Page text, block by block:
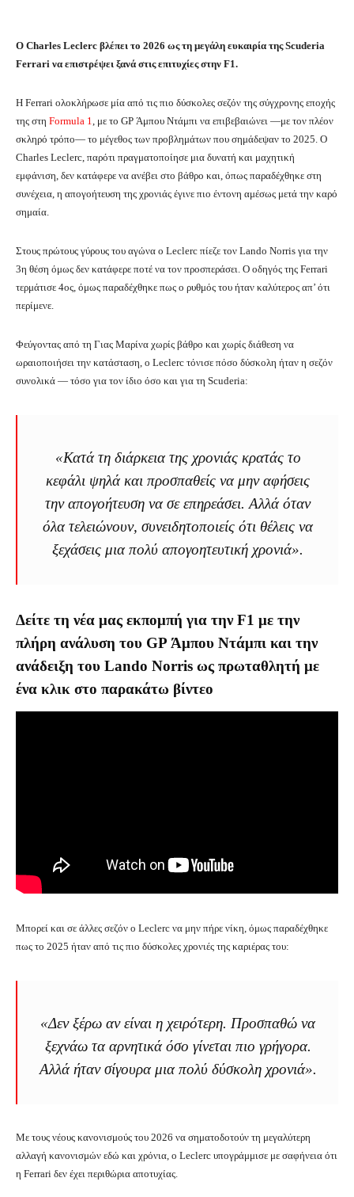
Ο Charles Leclerc βλέπει το 2026 ως τη μεγάλη ευκαιρία της Scuderia
Ferrari να επιστρέψει ξανά στις επιτυχίες στην F1.
Η Ferrari ολοκλήρωσε μία από τις πιο δύσκολες σεζόν της σύγχρονης εποχής
της στη Formula 1
, με το GP Άμπου Ντάμπι να επιβεβαιώνει —με τον πλέον
σκληρό τρόπο— το μέγεθος των προβλημάτων που σημάδεψαν το 2025. Ο
Charles Leclerc, παρότι πραγματοποίησε μια δυνατή και μαχητική
εμφάνιση, δεν κατάφερε να ανέβει στο βάθρο και, όπως παραδέχθηκε στη
συνέχεια, η απογοήτευση της χρονιάς έγινε πιο έντονη αμέσως μετά την καρό
σημαία.
Στους πρώτους γύρους του αγώνα ο Leclerc πίεζε τον Lando Norris για την
3η θέση όμως δεν κατάφερε ποτέ να τον προσπεράσει. Ο οδηγός της Ferrari
τερμάτισε 4ος, όμως παραδέχθηκε πως ο ρυθμός του ήταν καλύτερος απ’ ότι
περίμενε.
Φεύγοντας από τη Γιας Μαρίνα χωρίς βάθρο και χωρίς διάθεση να
ωραιοποιήσει την κατάσταση, ο Leclerc τόνισε πόσο δύσκολη ήταν η σεζόν
συνολικά — τόσο για τον ίδιο όσο και για τη Scuderia:
«Κατά τη διάρκεια της χρονιάς κρατάς το
κεφάλι ψηλά και προσπαθείς να μην αφήσεις
την απογοήτευση να σε επηρεάσει. Αλλά όταν
όλα τελειώνουν, συνειδητοποιείς ότι θέλεις να
ξεχάσεις μια πολύ απογοητευτική χρονιά».
Δείτε τη νέα μας εκπομπή για την F1 με την
πλήρη ανάλυση του GP Άμπου Ντάμπι και την
ανάδειξη του Lando Norris ως πρωταθλητή με
ένα κλικ στο παρακάτω βίντεο
Μπορεί και σε άλλες σεζόν ο Leclerc να μην πήρε νίκη, όμως παραδέχθηκε
πως το 2025 ήταν από τις πιο δύσκολες χρονιές της καριέρας του:
«Δεν ξέρω αν είναι η χειρότερη. Προσπαθώ να
ξεχνάω τα αρνητικά όσο γίνεται πιο γρήγορα.
Αλλά ήταν σίγουρα μια πολύ δύσκολη χρονιά».
Με τους νέους κανονισμούς του 2026 να σηματοδοτούν τη μεγαλύτερη
αλλαγή κανονισμών εδώ και χρόνια, ο Leclerc υπογράμμισε με σαφήνεια ότι
η Ferrari δεν έχει περιθώρια αποτυχίας.